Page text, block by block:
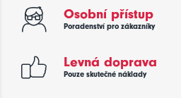
Osobní přístup
Poradenství pro zákazníky
Levná doprava
Pouze skutečné náklady